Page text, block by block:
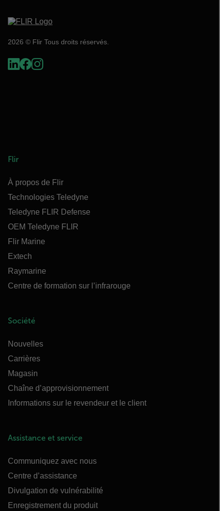
2026 © Flir Tous droits réservés.
Flir
À propos de Flir
Technologies Teledyne
Teledyne FLIR Defense
OEM Teledyne FLIR
Flir Marine
Extech
Raymarine
Centre de formation sur l’infrarouge
Société
Nouvelles
Carrières
Magasin
Chaîne d’approvisionnement
Informations sur le revendeur et le client
Assistance et service
Communiquez avec nous
Centre d’assistance
Divulgation de vulnérabilité
Enregistrement du produit